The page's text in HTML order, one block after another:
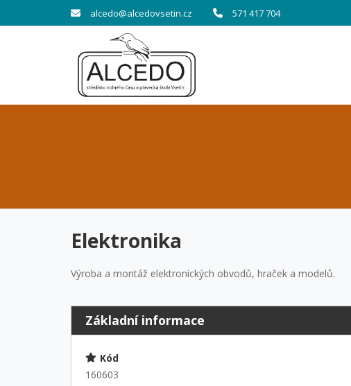
alcedo@alcedovsetin.cz 571 417 704
Elektronika
Výroba a montáž elektronických obvodů, hraček a modelů.
Základní informace
Kód
160603